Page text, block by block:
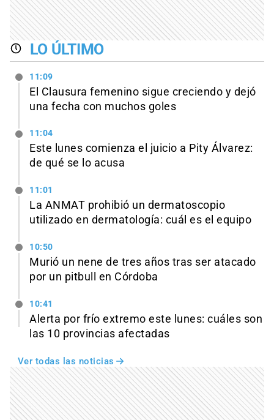
LO ÚLTIMO
11:09
El Clausura femenino sigue creciendo y dejó
una fecha con muchos goles
11:04
Este lunes comienza el juicio a Pity Álvarez:
de qué se lo acusa
11:01
La ANMAT prohibió un dermatoscopio
utilizado en dermatología: cuál es el equipo
10:50
Murió un nene de tres años tras ser atacado
por un pitbull en Córdoba
10:41
Alerta por frío extremo este lunes: cuáles son
las 10 provincias afectadas
Ver todas las noticias